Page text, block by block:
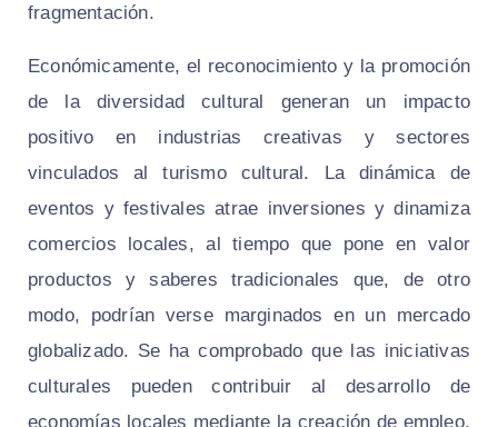
fragmentación.
Económicamente, el reconocimiento y la promoción
de la diversidad cultural generan un impacto
positivo en industrias creativas y sectores
vinculados al turismo cultural. La dinámica de
eventos y festivales atrae inversiones y dinamiza
comercios locales, al tiempo que pone en valor
productos y saberes tradicionales que, de otro
modo, podrían verse marginados en un mercado
globalizado. Se ha comprobado que las iniciativas
culturales pueden contribuir al desarrollo de
economías locales mediante la creación de empleo,